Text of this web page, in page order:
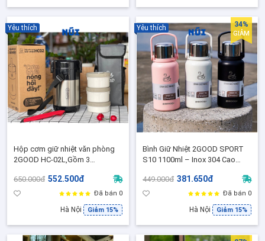
Hộp cơm giữ nhiệt văn phòng
2GOOD HC-02L,Gồm 3
Inox 304,Túi Đựng - Bảo Hành 5
năm chính hãng
650.000đ 552.500đ
Đã bán 0
Hà Nội Giảm 15%
Yêu thích
Bình Giữ Nhiệt 2GOOD SPORT
S10 1100ml – Inox 304 Cao
Tay Cầm Tiện Lợi
449.000đ 381.650đ
Đã bán 0
Hà Nội Giảm 15%
Yêu thích 34%
GIẢM